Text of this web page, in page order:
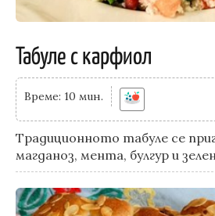
Табуле с карфиол
Време: 10 мин.
Традиционното табуле се
магданоз, мента, булгур и